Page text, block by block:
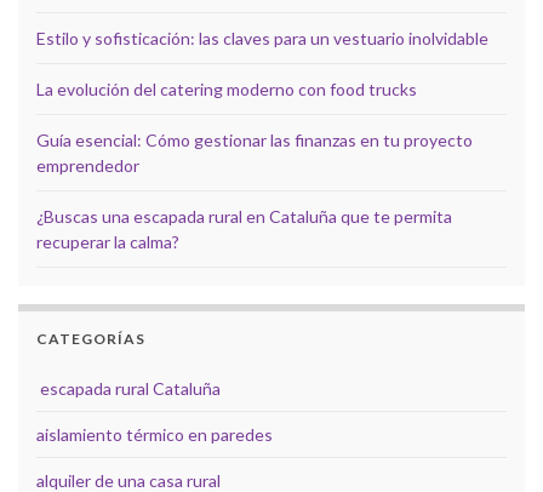
Estilo y sofisticación: las claves para un vestuario inolvidable
La evolución del catering moderno con food trucks
Guía esencial: Cómo gestionar las finanzas en tu proyecto
emprendedor
¿Buscas una escapada rural en Cataluña que te permita
recuperar la calma?
CATEGORÍAS
escapada rural Cataluña
aislamiento térmico en paredes
alquiler de una casa rural